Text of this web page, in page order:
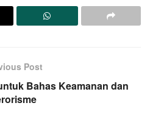
Post
Bahas Keamanan dan